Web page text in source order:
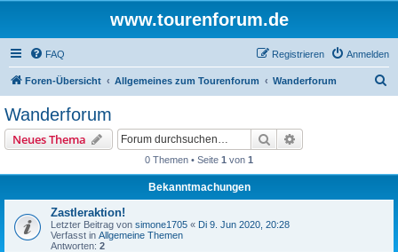
www.tourenforum.de
FAQ Anmelden
Registrieren
Foren-Übersicht Allgemeines zum Tourenforum Wanderforum
Wanderforum
Neues Thema Suche
0 Themen • Seite 1 von 1
Bekanntmachungen
Zastleraktion!
Letzter Beitrag von simone1705 « Di 9. Jun 2020, 20:28
Verfasst in Allgemeine Themen
Antworten: 2